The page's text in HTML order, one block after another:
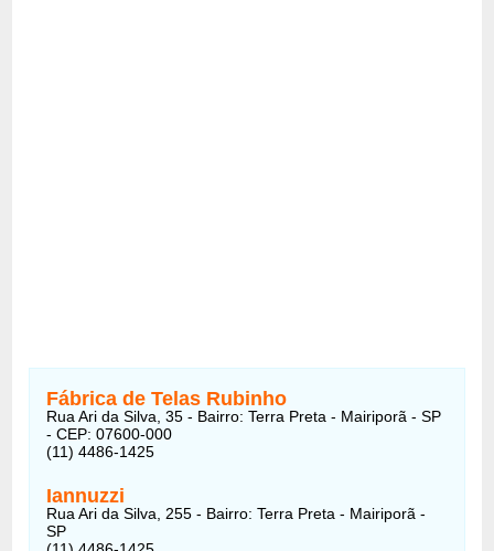
Fábrica de Telas Rubinho
Rua Ari da Silva, 35 - Bairro: Terra Preta - Mairiporã - SP
- CEP: 07600-000
(11) 4486-1425
Iannuzzi
Rua Ari da Silva, 255 - Bairro: Terra Preta - Mairiporã -
SP